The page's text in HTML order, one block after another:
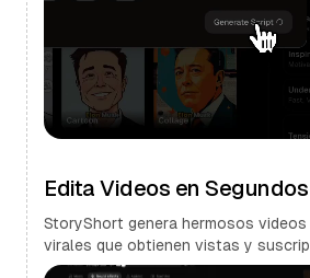
Edita Videos en Segundos
StoryShort genera hermosos videos
virales que obtienen vistas y